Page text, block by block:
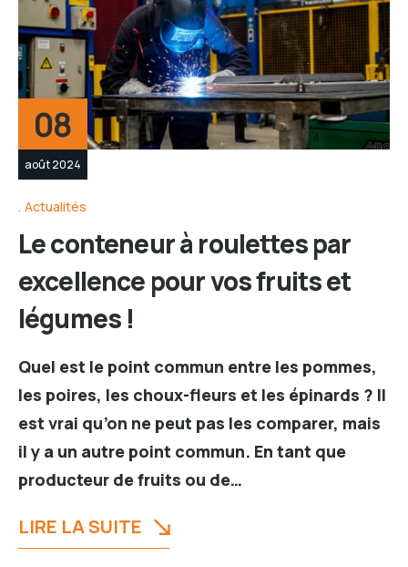
08
août 2024
Actualités
Le conteneur à roulettes par
excellence pour vos fruits et
légumes !
Quel est le point commun entre les pommes,
les poires, les choux-fleurs et les épinards ? Il
est vrai qu’on ne peut pas les comparer, mais
il y a un autre point commun. En tant que
producteur de fruits ou de…
LIRE LA SUITE